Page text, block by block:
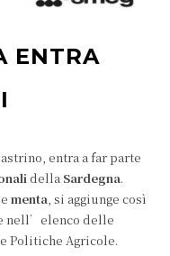
ENTRA
entra a far parte
della Sardegna.
e menta, si aggiunge così
nell’elenco delle
Politiche Agricole.